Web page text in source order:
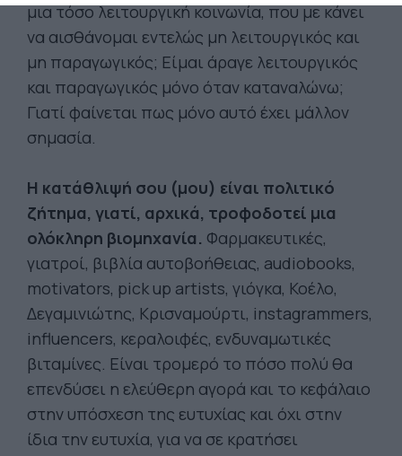
μια τόσο λειτουργική κοινωνία, που με κάνει
να αισθάνομαι εντελώς μη λειτουργικός και
μη παραγωγικός; Είμαι άραγε λειτουργικός
και παραγωγικός μόνο όταν καταναλώνω;
Γιατί φαίνεται πως μόνο αυτό έχει μάλλον
σημασία.
Η κατάθλιψή σου (μου) είναι πολιτικό
ζήτημα, γιατί, αρχικά, τροφοδοτεί μια
ολόκληρη βιομηχανία. Φαρμακευτικές,
γιατροί, βιβλία αυτοβοήθειας, audiobooks,
motivators, pick up artists, γιόγκα, Κοέλο,
Δεγαμινιώτης, Κρισναμούρτι, instagrammers,
influencers, κεραλοιφές, ενδυναμωτικές
βιταμίνες. Είναι τρομερό το πόσο πολύ θα
επενδύσει η ελεύθερη αγορά και το κεφάλαιο
στην υπόσχεση της ευτυχίας και όχι στην
ίδια την ευτυχία, για να σε κρατήσει